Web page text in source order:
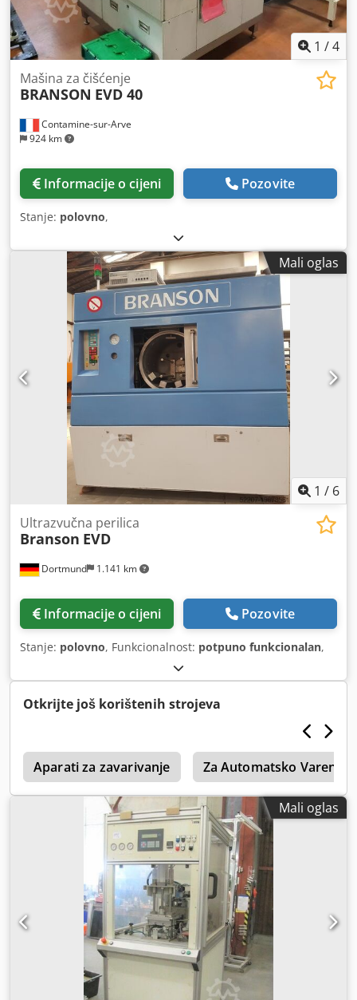
1 /4
Contamine-sur-Arve
924 km
Mašina za čišćenje
BRANSON EVD 40
Informacije o cijeni Pozovite
Stanje: polovno,
Mali oglas
1 / 6
Dortmund 1.141 km
Ultrazvučna perilica
Branson EVD
Informacije o cijeni Pozovite
Stanje: polovno, Funkcionalnost: potpuno funkcionalan,
Otkrijte još korištenih strojeva
Aparati za zavarivanje Za Automatsko Varenje
Mali oglas